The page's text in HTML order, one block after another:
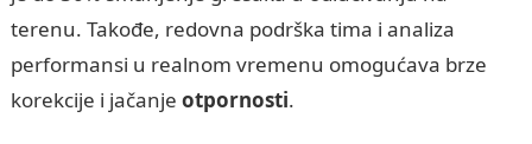
terenu. Takođe, redovna podrška tima i analiza
performansi u realnom vremenu omogućava brze
korekcije i jačanje otpornosti.